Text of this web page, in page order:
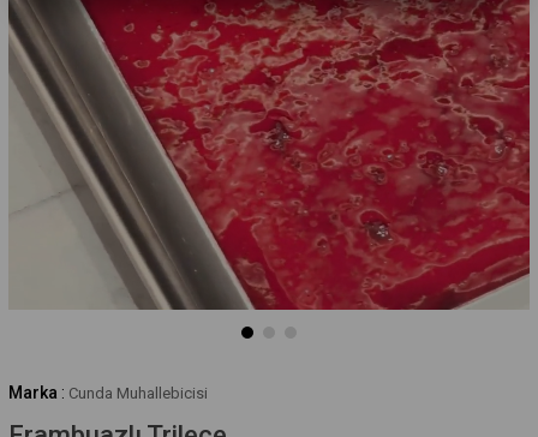
Marka : Cunda Muhallebicisi